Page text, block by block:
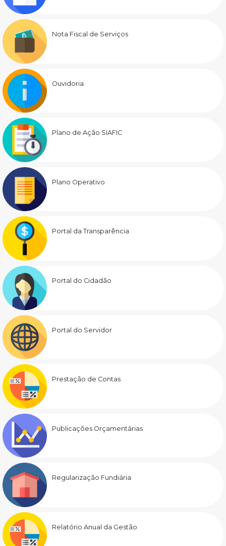
Nota Fiscal de Serviços
Ouvidoria
Plano de Ação SIAFIC
Plano Operativo
Portal da Transparência
Portal do Cidadão
Portal do Servidor
Prestação de Contas
Publicações Orçamentárias
Regularização Fundiária
Relatório Anual da Gestão